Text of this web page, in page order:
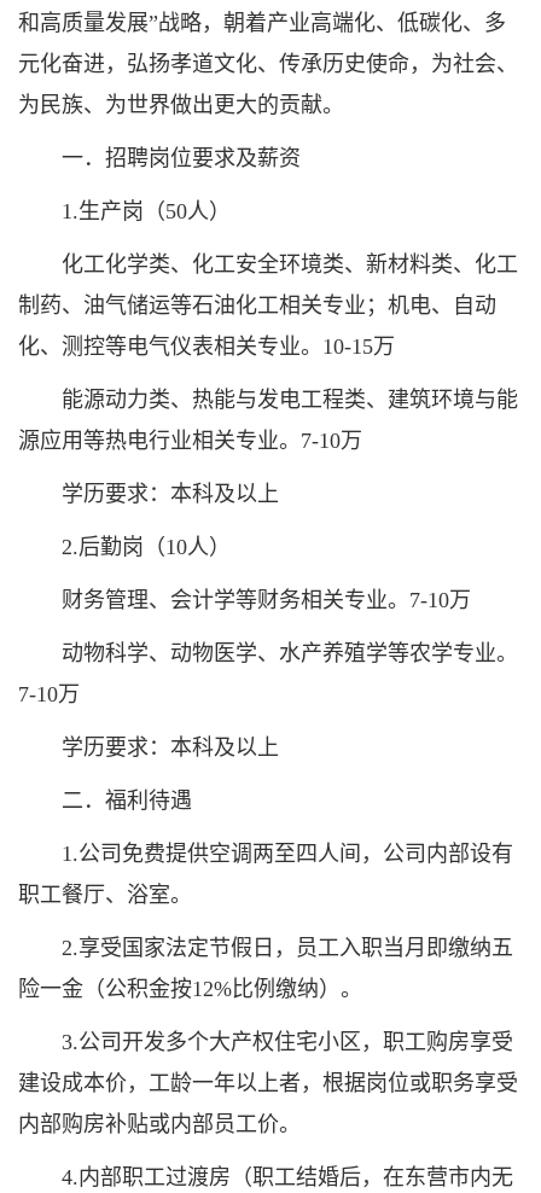
和高质量发展”战略，朝着产业高端化、低碳化、多
元化奋进，弘扬孝道文化、传承历史使命，为社会、
为民族、为世界做出更大的贡献。
一．招聘岗位要求及薪资
1.生产岗（50人）
化工化学类、化工安全环境类、新材料类、化工
制药、油气储运等石油化工相关专业；机电、自动
化、测控等电气仪表相关专业。10-15万
能源动力类、热能与发电工程类、建筑环境与能
源应用等热电行业相关专业。7-10万
学历要求：本科及以上
2.后勤岗（10人）
财务管理、会计学等财务相关专业。7-10万
动物科学、动物医学、水产养殖学等农学专业。
7-10万
学历要求：本科及以上
二．福利待遇
1.公司免费提供空调两至四人间，公司内部设有
职工餐厅、浴室。
2.享受国家法定节假日，员工入职当月即缴纳五
险一金（公积金按12%比例缴纳）。
3.公司开发多个大产权住宅小区，职工购房享受
建设成本价，工龄一年以上者，根据岗位或职务享受
内部购房补贴或内部员工价。
4.内部职工过渡房（职工结婚后，在东营市内无